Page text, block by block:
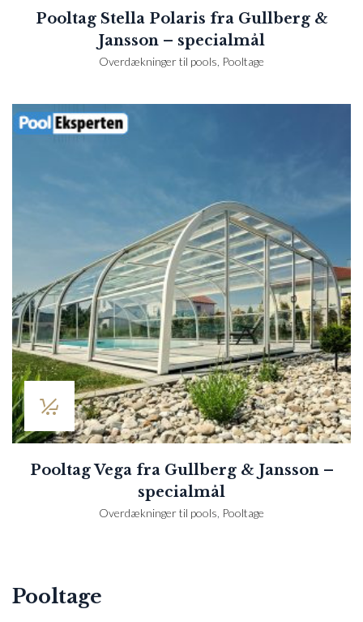
Pooltag Stella Polaris fra Gullberg &
Jansson – specialmål
Overdækninger til pools Pooltage
Pooltag Vega fra Gullberg & Jansson –
specialmål
Overdækninger til pools Pooltage
Pooltage